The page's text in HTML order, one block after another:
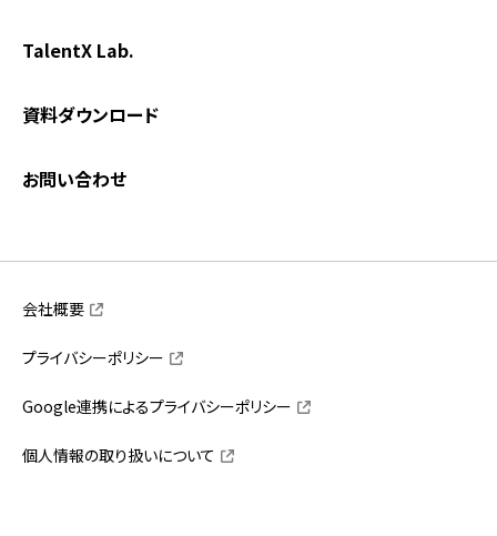
TalentX Lab.
資料ダウンロード
お問い合わせ
会社概要
プライバシーポリシー
Google連携によるプライバシーポリシー
個人情報の取り扱いについて